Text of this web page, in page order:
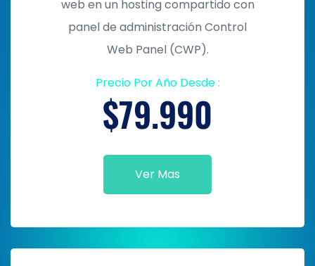
web en un hosting compartido con
panel de administración Control
Web Panel (CWP).
Precio Por Año Desde :
$79.990
Ver Mas